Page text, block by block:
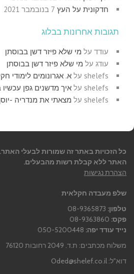
חדקונית על העץ 7 בנובמבר 2021
תגובות אחרונות בבלוג
עודד על מי שלא פיזר דשן בבוסתן
עודג על מי שלא פיזר דשן בבוסתן
shelefs על א. אגרונומים לימודי
shelefs על איך מדשנים גפן עכשיו
shelefs על מצאתי את מנדריה -
כל הזכויות באתר זה שמורות לבעלי
האתר ללא קבלת רשות מהבעלים.
הצהרת נגישות
שלפ מעבדה חקלאית
טלפון:
פקס:
נייד עודד יפה:
משלוח מכתבים: ת.ד. 2049 רחובות 76120
דוא"ל: Oded@shelef.co.il